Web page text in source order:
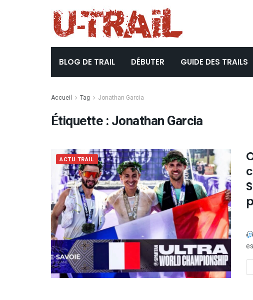
BLOG DE TRAIL DÉBUTER GUIDE DES TRAILS
Accueil Tag Jonathan Garcia
Étiquette :Jonathan Garcia
ACTU TRAIL